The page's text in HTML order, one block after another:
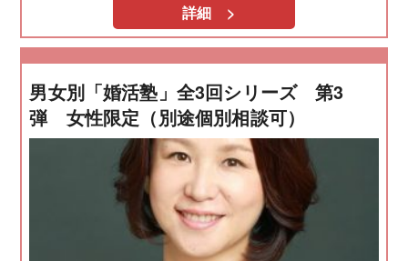
詳細 >
男女別「婚活塾」全3回シリーズ 第3
弾 女性限定（別途個別相談可）